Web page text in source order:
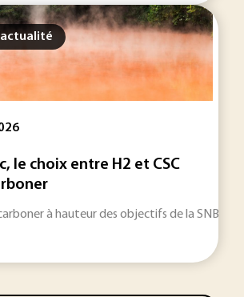
le choix entre H2 et CSC
à hauteur des objectifs de la SNBC,